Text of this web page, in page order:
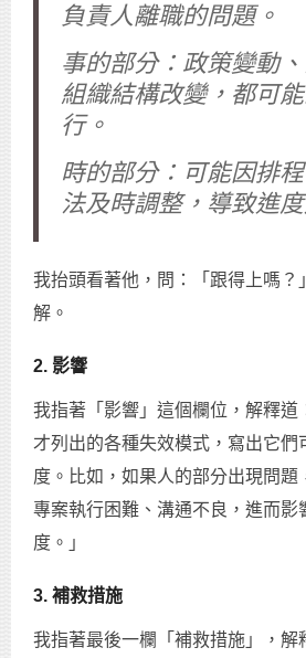
負責人離職的問題。
事的部分：政策變動
組織結構改變，都可
行。
時的部分：可能因排
法及時調整，導致進
我抬頭看著他，問：「跟得上嗎？
解。
2. 影響
我指著「影響」這個欄位，解釋道
才列出的各種失效模式，寫出它們
度。比如，如果人的部分出現問題
專案執行困難、溝通不良，進而影
度。」
3. 補救措施
我指著最後一欄「補救措施」，解